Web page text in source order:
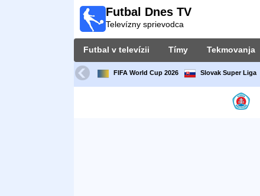
Futbal Dnes TV
Televízny sprievodca
Futbal v televízii Tímy Tekmovanja
FIFA World Cup 2026 Slovak Super Liga